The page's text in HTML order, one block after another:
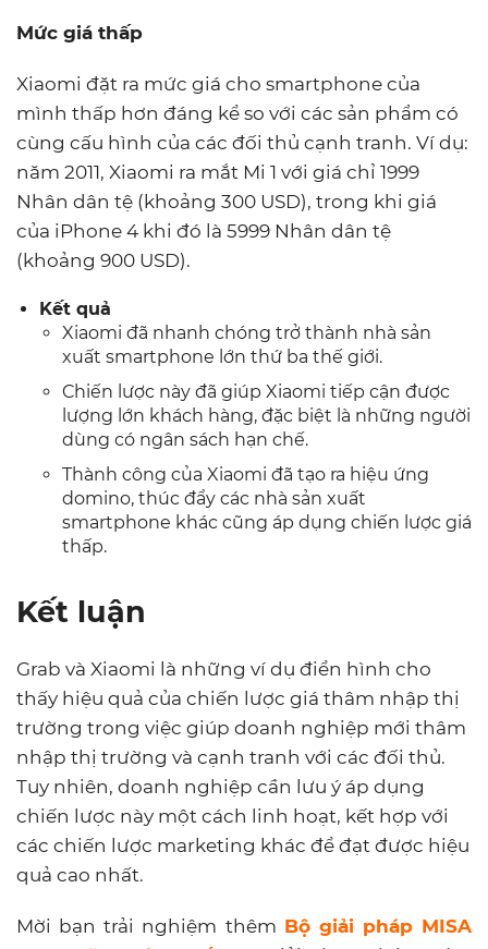
Mức giá thấp
Xiaomi đặt ra mức giá cho smartphone của
mình thấp hơn đáng kể so với các sản phẩm có
cùng cấu hình của các đối thủ cạnh tranh. Ví dụ:
năm 2011, Xiaomi ra mắt Mi 1 với giá chỉ 1999
Nhân dân tệ (khoảng 300 USD), trong khi giá
của iPhone 4 khi đó là 5999 Nhân dân tệ
(khoảng 900 USD).
Kết quả
Xiaomi đã nhanh chóng trở thành nhà sản
xuất smartphone lớn thứ ba thế giới.
Chiến lược này đã giúp Xiaomi tiếp cận được
lượng lớn khách hàng, đặc biệt là những người
dùng có ngân sách hạn chế.
Thành công của Xiaomi đã tạo ra hiệu ứng
domino, thúc đẩy các nhà sản xuất
smartphone khác cũng áp dụng chiến lược giá
thấp.
Kết luận
Grab và Xiaomi là những ví dụ điển hình cho
thấy hiệu quả của chiến lược giá thâm nhập thị
trường trong việc giúp doanh nghiệp mới thâm
nhập thị trường và cạnh tranh với các đối thủ.
Tuy nhiên, doanh nghiệp cần lưu ý áp dụng
chiến lược này một cách linh hoạt, kết hợp với
các chiến lược marketing khác để đạt được hiệu
quả cao nhất.
Mời bạn trải nghiệm thêm Bộ giải pháp MISA